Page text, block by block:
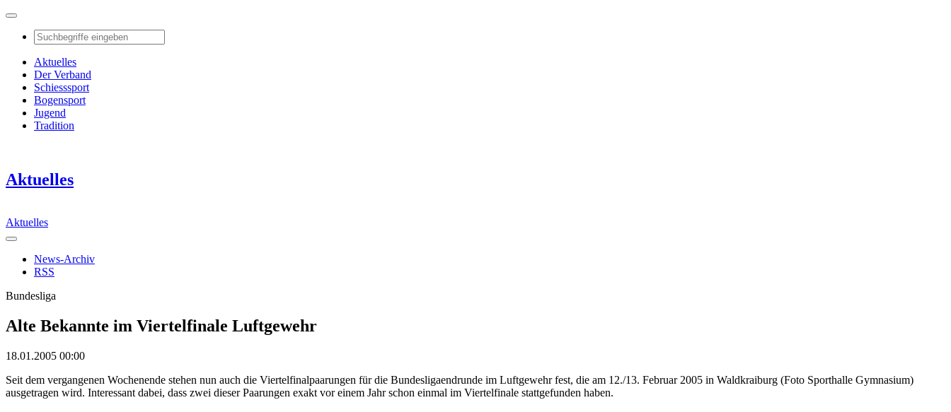
Aktuelles
Der Verband
Schiesssport
Bogensport
Jugend
Tradition
Aktuelles
Aktuelles
News-Archiv
RSS
Bundesliga
Alte Bekannte im Viertelfinale Luftgewehr
18.01.2005 00:00
Seit dem vergangenen Wochenende stehen nun auch die Viertelfinalpaarungen für die Bundesligaendrunde im Luftgewehr fest, die am 12./13. Februar 2005 in Waldkraiburg (Foto Sporthalle Gymnasium)
ausgetragen wird. Interessant dabei, dass zwei dieser Paarungen exakt vor einem Jahr schon einmal im Viertelfinale stattgefunden haben.